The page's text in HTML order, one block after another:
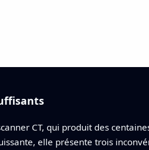
CT, qui produit des
elle présente trois